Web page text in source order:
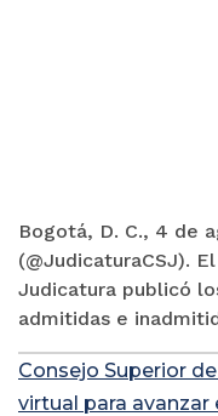
Bogotá, D. C., 4 de
(@JudicaturaCSJ).
Judicatura publicó
admitidas e
Consejo Superior
virtual para avanzar